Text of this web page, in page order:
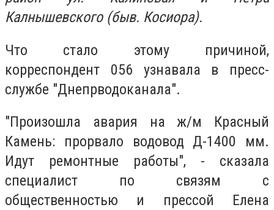
Калнышевского (быв. Косиора).
Что стало этому причиной,
корреспондент 056 узнавала в пресс-
службе "Днепрводоканала".
"Произошла авария на ж/м Красный
Камень: прорвало водовод Д-1400 мм.
Идут ремонтные работы", - сказала
специалист по связям с
общественностью и прессой Елена